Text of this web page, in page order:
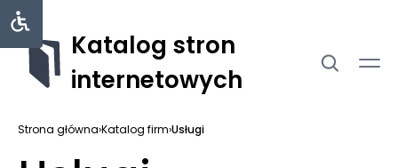
Katalog stron
internetowych
Strona główna›Katalog firm›Usługi